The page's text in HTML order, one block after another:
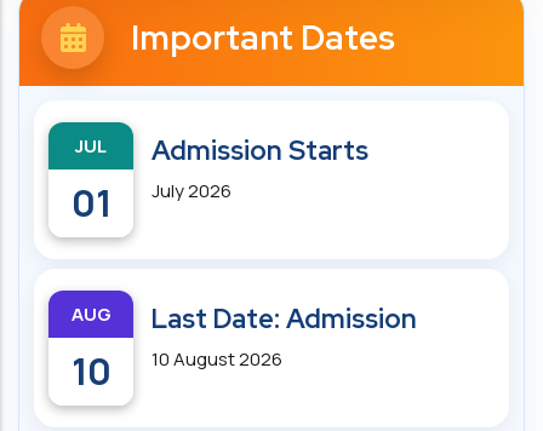
Important Dates
JUL
01
Admission Starts
July 2026
AUG
10
Last Date: Admission
10 August 2026